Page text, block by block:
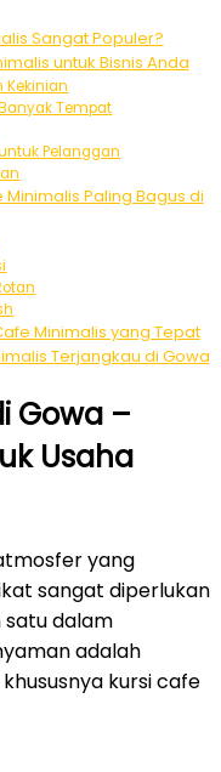
Sangat Populer?
untuk Bisnis Anda
Kekinian
Tempat
Pelanggan
Paling Bagus di
Minimalis yang Tepat
Terjangkau di Gowa
Gowa –
Usaha
yang
sangat diperlukan
satu dalam
adalah
kursi cafe